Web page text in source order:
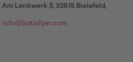
Am Lenkwerk 3, 33615 Bielefeld,
info@Satisfyer.com